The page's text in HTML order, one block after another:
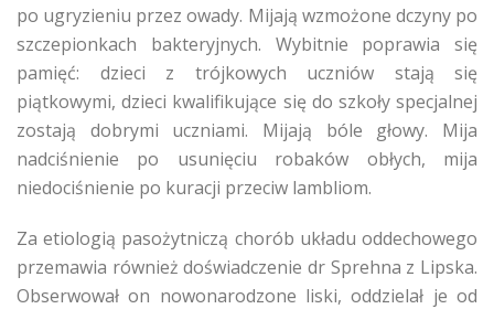
po ugryzieniu przez owady. Mijają wzmożone dczyny po
szczepionkach bakteryjnych. Wybitnie poprawia się
pamięć: dzieci z trójkowych uczniów stają się
piątkowymi, dzieci kwalifikujące się do szkoły specjalnej
zostają dobrymi uczniami. Mijają bóle głowy. Mija
nadciśnienie po usunięciu robaków obłych, mija
niedociśnienie po kuracji przeciw lambliom.
Za etiologią pasożytniczą chorób układu oddechowego
przemawia również doświadczenie dr Sprehna z Lipska.
Obserwował on nowonarodzone liski, oddzielał je od